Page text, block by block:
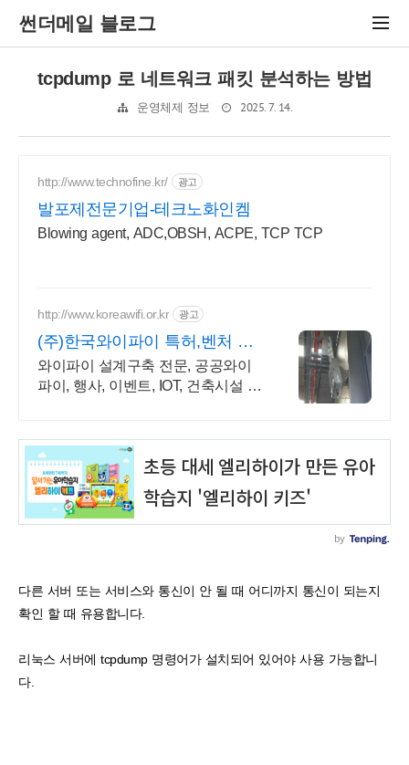
썬더메일 블로그
tcpdump 로 네트워크 패킷 분석하는 방법
운영체제 정보 2025. 7. 14.
http://www.technofine.kr/ 광고
발포제전문기업-테크노화인켐
Blowing agent, ADC,OBSH, ACPE, TCP TCP
http://www.koreawifi.or.kr 광고
(주)한국와이파이 특허,벤처 빠
른상담 가능
와이파이 설계구축 전문, 공공와이
파이, 행사, 이벤트, IOT, 건축시설 어
있는 기업
다른 서버 또는 서비스와 통신이 안 될 때 어디까지 통신이 되는지
확인 할 때 유용합니다.
리눅스 서버에 tcpdump 명령어가 설치되어 있어야 사용 가능합니
다.